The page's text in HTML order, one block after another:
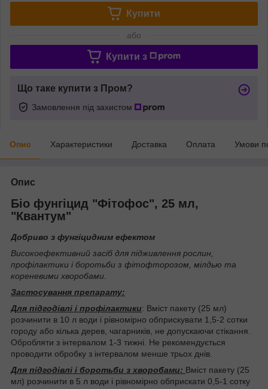
Купити
або
Купити з
Що таке купити з Пром?
Замовлення під захистом
Опис Характеристики Доставка Оплата Умови
Опис
Біо фунгіцид "Фітофос", 25 мл,
"Квантум"
Добриво з фунгіцидним ефектом
Високоефективний засіб для підживлення рослин,
профілактики і боротьби з фітофторозом, мілдью та
кореневими хворобами.
Застосування препарату:
Для підгодівлі і профілактики: Вміст пакету (25 мл)
розчинити в 10 л води і рівномірно обприскувати 1,5-2 сотки
городу або кілька дерев, чагарників, не допускаючи стікання.
Обробляти з інтервалом 1-3 тижні. Не рекомендується
проводити обробку з інтервалом менше трьох днів.
Для підгодівлі і боротьби з хворобами: Вміст пакету (25
мл) розчинити в 5 л води і рівномірно обприскати 0,5-1 сотку